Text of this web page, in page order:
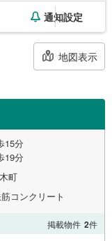
通知設定
地図表示
15分
19分
町
コンクリート
掲載物件 2件